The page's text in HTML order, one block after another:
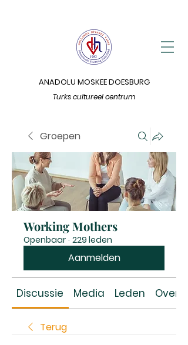
Turks cultureel centrum
ANADOLU MOSKEE DOESBURG
Groepen
Working Mothers
Openbaar · 229 leden
Aanmelden
Discussie Media Leden Over
Terug